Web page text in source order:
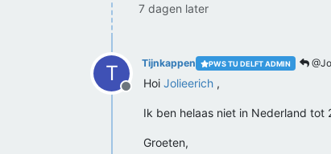
7 dagen later
T
Offline
Tijnkappen PWS TU DELFT ADMIN
Hoi Jolieerich ,
Ik ben helaas niet in Nederland tot
Groeten,